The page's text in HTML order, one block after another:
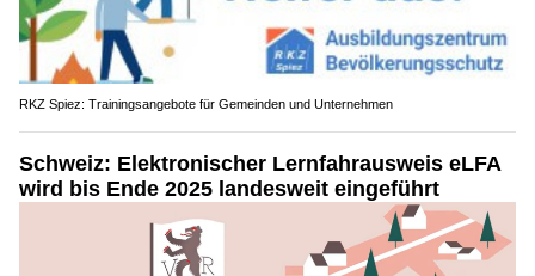
RKZ Spiez: Trainingsangebote für Gemeinden und Unternehmen
Schweiz: Elektronischer Lernfahrausweis eLFA
wird bis Ende 2025 landesweit eingeführt